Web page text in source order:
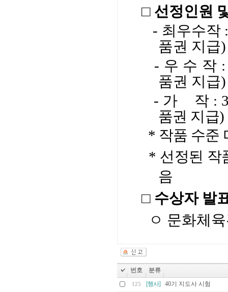
□ 선정인원
- 최우수작
품권 지급
- 우 수 작 :
품권 지급)
- 가 작 :
품권 지급)
* 작품 수준
* 선정된 작
음
□ 수상자 발
ㅇ 문화체
번호 분류
125 [행사] 40기 지도사 시험